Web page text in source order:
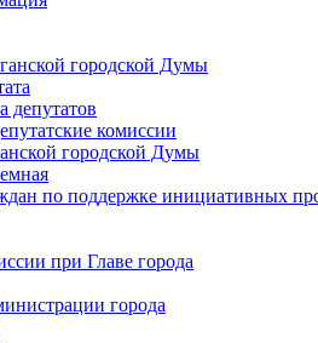
городской Думы
депутатов
комиссии
городской Думы
по поддержке инициативных
при Главе города
города